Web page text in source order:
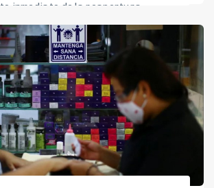
inmediato de la reapertura